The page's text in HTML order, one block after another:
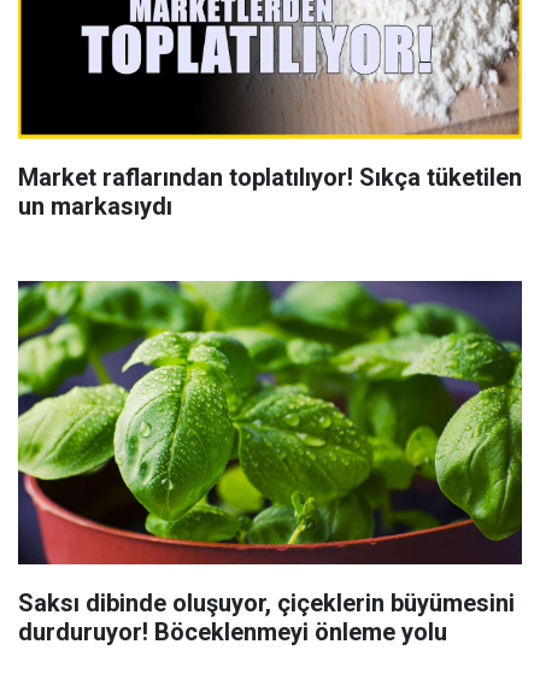
Market raflarından toplatılıyor! Sıkça tüketilen
un markasıydı
Saksı dibinde oluşuyor, çiçeklerin büyümesini
durduruyor! Böceklenmeyi önleme yolu